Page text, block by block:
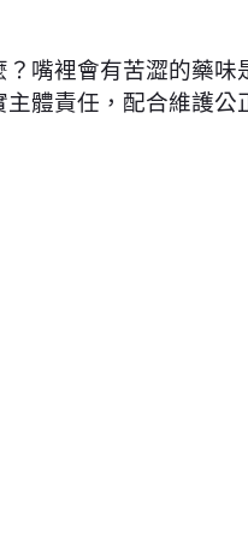
嘴裡會有苦澀的藥味
體責任，配合維護